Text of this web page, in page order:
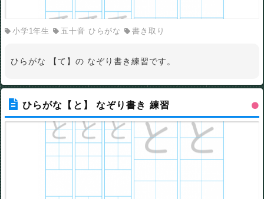
小学1年生 五十音 ひらがな 書き取り
ひらがな 【て】の なぞり書き練習です。
ひらがな【と】 なぞり書き 練習